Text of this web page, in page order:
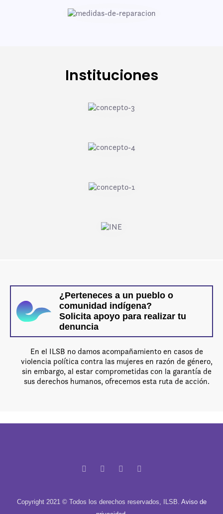
Instituciones
¿Perteneces a un pueblo o
comunidad indígena?
Solicita apoyo para realizar tu
denuncia
En el ILSB no damos acompañamiento en casos de
violencia política contra las mujeres en razón de género,
sin embargo, al estar comprometidas con la garantía de
sus derechos humanos, ofrecemos esta ruta de acción.
Copyright 2021 © Todos los derechos reservados, ILSB. Aviso de